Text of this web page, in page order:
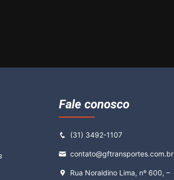
Fale conosco
(31) 3492-1107
contato@gftransportes.com.br
Rua Noraldino Lima, nº 600, –